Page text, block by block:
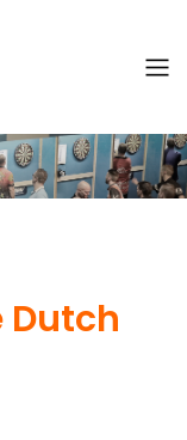
Dutch